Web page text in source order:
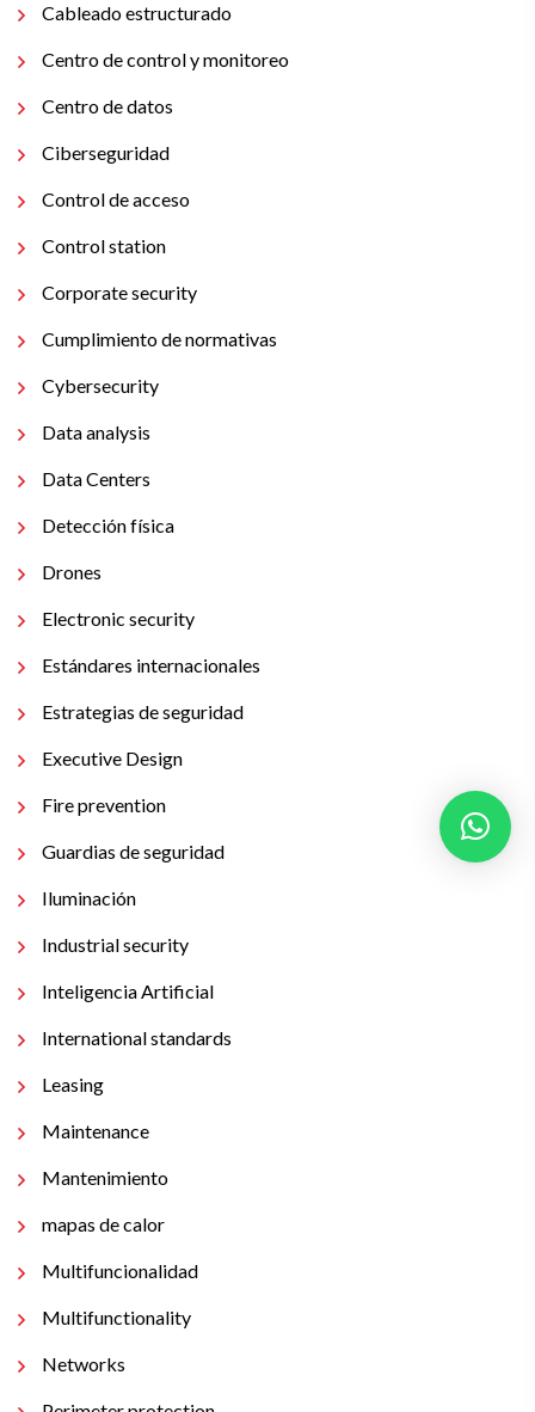
Cableado estructurado
Centro de control y monitoreo
Centro de datos
Ciberseguridad
Control de acceso
Control station
Corporate security
Cumplimiento de normativas
Cybersecurity
Data analysis
Data Centers
Detección física
Drones
Electronic security
Estándares internacionales
Estrategias de seguridad
Executive Design
Fire prevention
Guardias de seguridad
Iluminación
Industrial security
Inteligencia Artificial
International standards
Leasing
Maintenance
Mantenimiento
mapas de calor
Multifuncionalidad
Multifunctionality
Networks